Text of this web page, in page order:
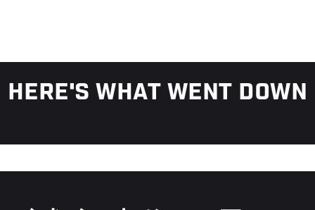
HERE'S WHAT WENT DOWN